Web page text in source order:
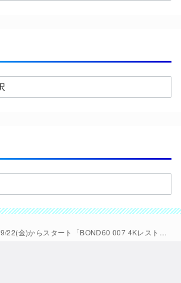
9/22(金)からスタート「BOND60 007 4Kレストア版上映」最初の5作品のスケジュール発表